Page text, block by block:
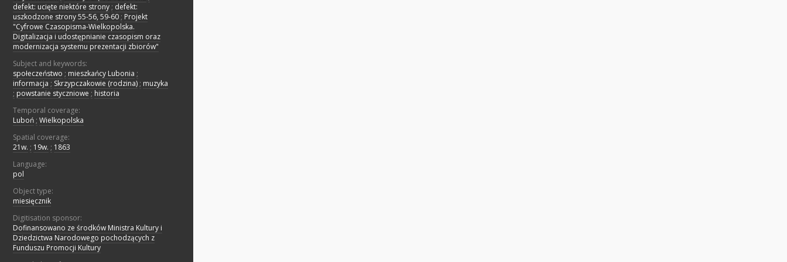
defekt: ucięte niektóre strony ; defekt:
uszkodzone strony 55-56, 59-60 ; Projekt
"Cyfrowe Czasopisma-Wielkopolska.
Digitalizacja i udostępnianie czasopism oraz
modernizacja systemu prezentacji zbiorów"
Subject and keywords:
społeczeństwo ; mieszkańcy Lubonia ;
informacja ; Skrzypczakowie (rodzina) ; muzyka
; powstanie styczniowe ; historia
Temporal coverage:
Luboń ; Wielkopolska
Spatial coverage:
21w. ; 19w. ; 1863
Language:
pol
Object type:
miesięcznik
Digitisation sponsor:
Dofinansowano ze środków Ministra Kultury i
Dziedzictwa Narodowego pochodzących z
Funduszu Promocji Kultury